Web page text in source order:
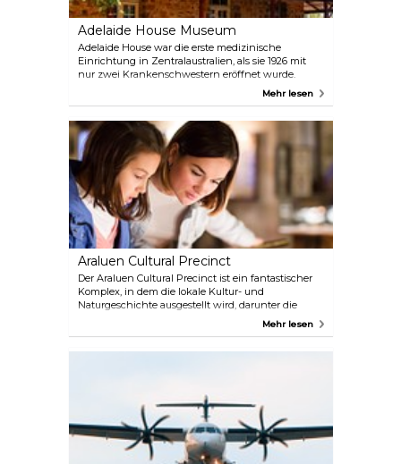
Adelaide House Museum
Adelaide House war die erste medizinische
Einrichtung in Zentralaustralien, als sie 1926 mit
nur zwei Krankenschwestern eröffnet wurde.
Entworfen wurde es von Reverend John Flynn
dieser Gegend war, beherbergt heute Gegenstände
aus der lokalen Geschichte sowie das Pedal-Radio,
das Flynn und Traeger damals benutzten.
Mehr lesen
Araluen Cultural Precinct
Der Araluen Cultural Precinct ist ein fantastischer
Komplex, in dem die lokale Kultur- und
Naturgeschichte ausgestellt wird, darunter die
Namatjira Gallery, das Luftfahrtmuseum, derMehr lesen